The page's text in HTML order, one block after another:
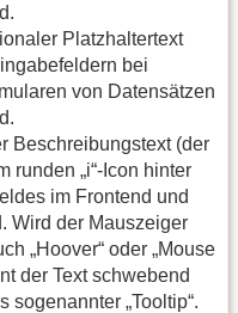
Platzhaltertext
bei
von Datensätzen
(der
runden „i“-Icon hinter
im Frontend und
Wird der Mauszeiger
„Hoover“ oder „Mouse
der Text schwebend
sogenannter „Tooltip“.